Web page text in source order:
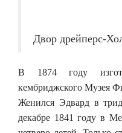
Двор дрейперс-
В 1874 году
кембриджского Музея
Женился Эдвард в
декабре 1841 году в